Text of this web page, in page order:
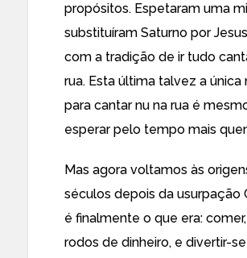
propósitos. Espetaram uma
substituíram Saturno por
com a tradição de ir tudo
rua. Esta última talvez a única
para cantar nu na rua é
esperar pelo tempo mais
Mas agora voltamos às
séculos depois da usurpação
é finalmente o que era:
rodos de dinheiro, e divertir-